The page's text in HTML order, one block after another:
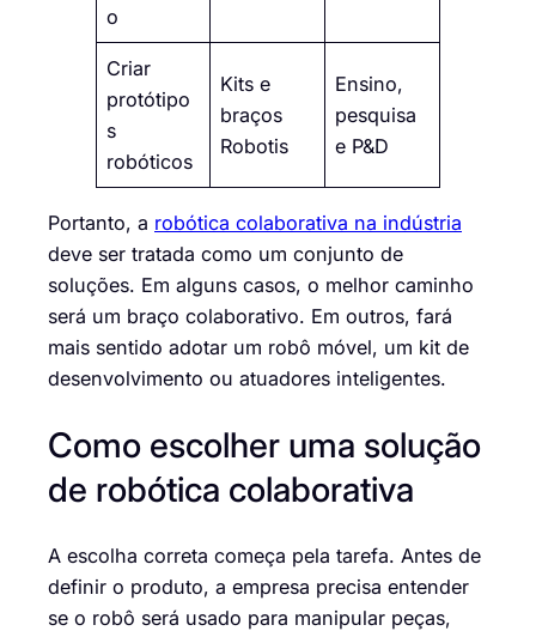
o
Criar
protótipo
s
robóticos
Kits e
braços
Robotis
Ensino,
pesquisa
e P&D
Portanto, a robótica colaborativa na indústria
deve ser tratada como um conjunto de
soluções. Em alguns casos, o melhor caminho
será um braço colaborativo. Em outros, fará
mais sentido adotar um robô móvel, um kit de
desenvolvimento ou atuadores inteligentes.
Como escolher uma solução
de robótica colaborativa
A escolha correta começa pela tarefa. Antes de
definir o produto, a empresa precisa entender
se o robô será usado para manipular peças,